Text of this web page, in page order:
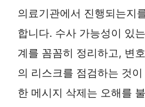
의료기관에서 진행되는지
합니다. 수사 가능성이 있
계를 꼼꼼히 정리하고, 변
의 리스크를 점검하는 것
한 메시지 삭제는 오해를